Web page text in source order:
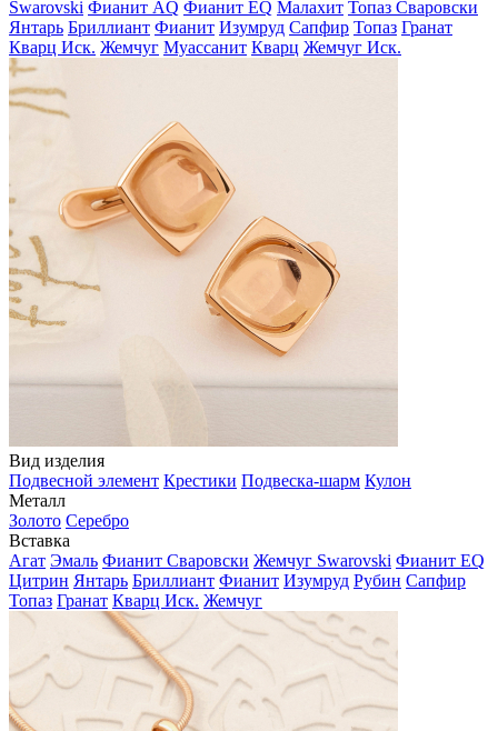
Swarovski Фианит AQ Фианит EQ Малахит Топаз Сваровски
Янтарь Бриллиант Фианит Изумруд Сапфир Топаз Гранат
Кварц Иск. Жемчуг Муассанит Кварц Жемчуг Иск.
Вид изделия
Подвесной элемент Крестики Подвеска-шарм Кулон
Металл
Золото Серебро
Вставка
Агат Эмаль Фианит Сваровски Жемчуг Swarovski Фианит EQ
Цитрин Янтарь Бриллиант Фианит Изумруд Рубин Сапфир
Топаз Гранат Кварц Иск. Жемчуг